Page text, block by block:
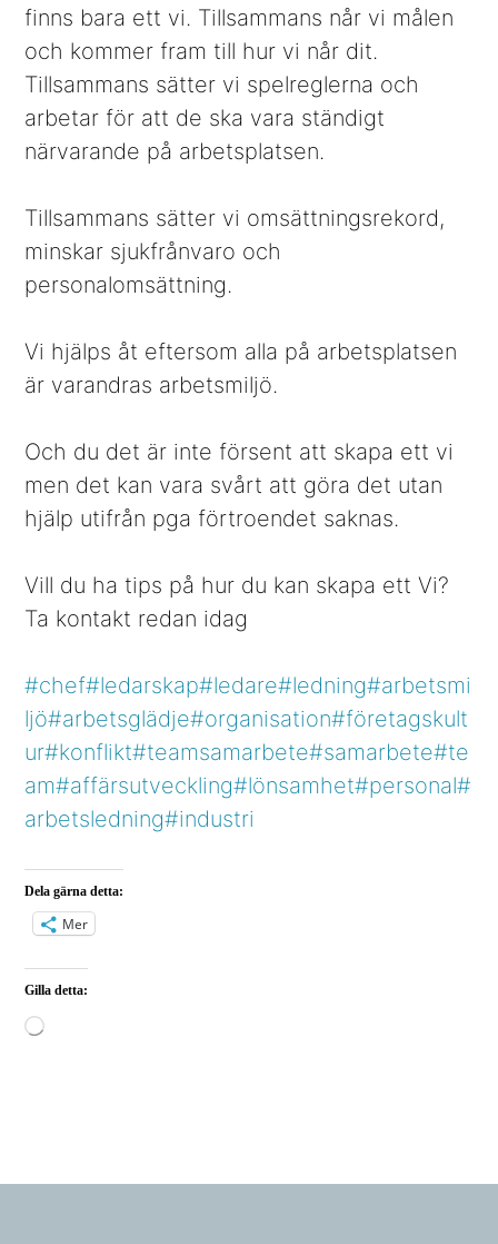
finns bara ett vi. Tillsammans når vi målen
och kommer fram till hur vi når dit.
Tillsammans sätter vi spelreglerna och
arbetar för att de ska vara ständigt
närvarande på arbetsplatsen.
Tillsammans sätter vi omsättningsrekord,
minskar sjukfrånvaro och
personalomsättning.
Vi hjälps åt eftersom alla på arbetsplatsen
är varandras arbetsmiljö.
Och du det är inte försent att skapa ett vi
men det kan vara svårt att göra det utan
hjälp utifrån pga förtroendet saknas.
Vill du ha tips på hur du kan skapa ett Vi?
Ta kontakt redan idag
#chef#ledarskap#ledare#ledning#arbetsmi
ljö#arbetsglädje#organisation#företagskult
ur#konflikt#teamsamarbete#samarbete#te
am#affärsutveckling#lönsamhet#personal#
arbetsledning#industri
Dela gärna detta:
Mer
Gilla detta:
Laddar